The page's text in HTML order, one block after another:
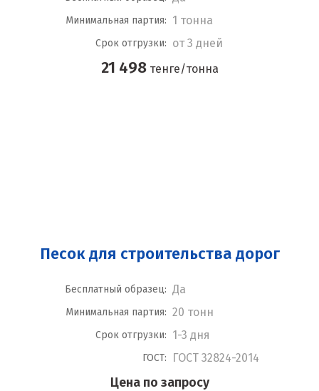
Минимальная партия: 1 тонна
Срок отгрузки: от 3 дней
21 498тенге/тонна
Песок для строительства дорог
Бесплатный образец: Да
Минимальная партия: 20 тонн
Срок отгрузки: 1-3 дня
ГОСТ: ГОСТ 32824-2014
Цена по запросу